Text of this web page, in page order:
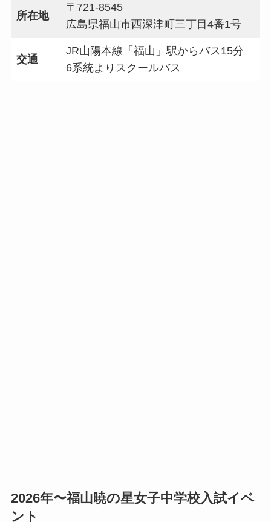
所在地
〒721-8545
広島県福山市西深津町三丁目4番1号
交通
JR山陽本線「福山」駅からバス15分
6系統よりスクールバス
2026年〜福山暁の星女子中学校入試イベ
ント